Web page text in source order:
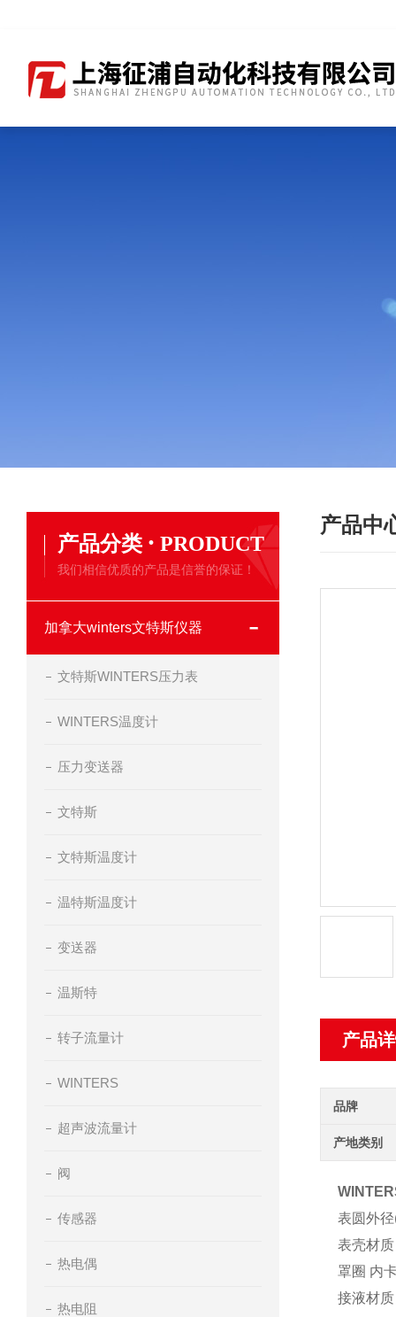
产品中
产品
品牌
产地类别
表圆外
表壳材
罩圈 内
接液材
产品分类 · PRODUCT
我们相信优质的产品是信誉的保证！
加拿大winters文特斯仪器
文特斯WINTERS压力表
WINTERS温度计
压力变送器
文特斯
文特斯温度计
温特斯温度计
变送器
温斯特
转子流量计
WINTERS
超声波流量计
阀
传感器
热电偶
热电阻